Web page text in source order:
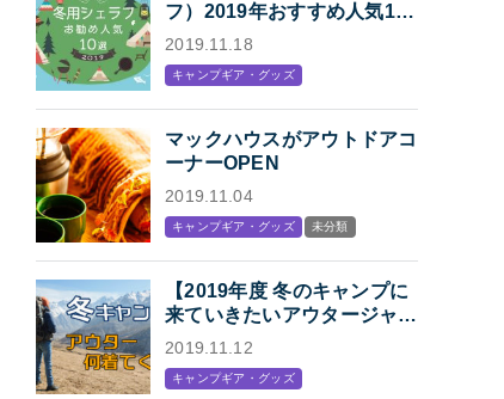
フ）2019年おすすめ人気10
選「冬キャンプの寝袋はマミ
2019.11.18
キャンプギア・グッズ
マックハウスがアウトドアコ
ーナーOPEN
2019.11.04
キャンプギア・グッズ 未分類
【2019年度 冬のキャンプに
来ていきたいアウタージャケ
ット特集】キャンプ・アウト
トドアブランド各社のジャケ
2019.11.12
キャンプギア・グッズ